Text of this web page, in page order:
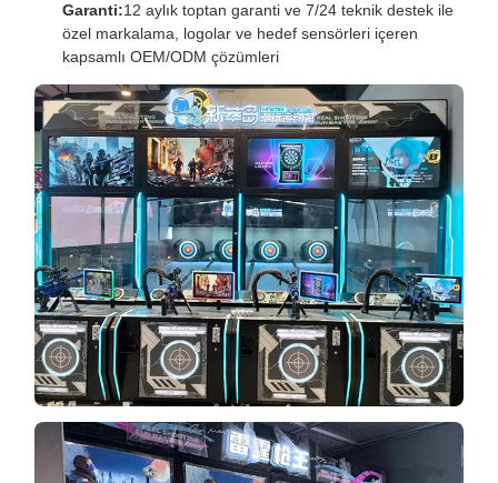
Garanti:12 aylık toptan garanti ve 7/24 teknik destek ile
özel markalama, logolar ve hedef sensörleri içeren
kapsamlı OEM/ODM çözümleri